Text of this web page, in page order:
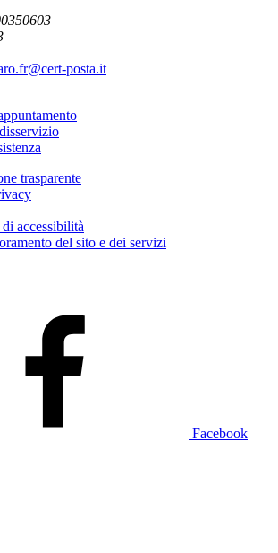
posta.it
trasparente
accessibilità
del sito e dei servizi
Facebook